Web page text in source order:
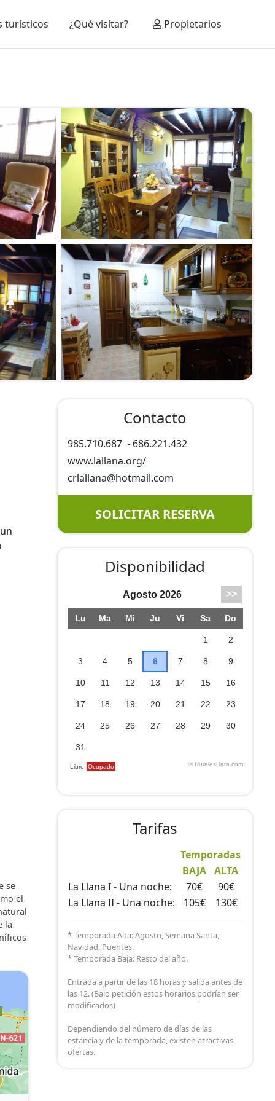
turísticos ¿Qué visitar? Propietarios
Contacto
985.710.687 - 686.221.432
www.lallana.org/
crlallana@hotmail.com
SOLICITAR RESERVA
Disponibilidad
se
el
la
Tarifas
Temporadas
BAJA ALTA
La Llana I - Una noche:
70€
90€
La Llana II - Una noche:
105€ 130€
* Temporada Alta: Agosto, Semana Santa,
Navidad, Puentes.
* Temporada Baja: Resto del año.
Entrada a partir de las 18 horas y salida antes de
las 12. (Bajo petición estos horarios podrían ser
modificados)
Dependiendo del número de días de las
estancia y de la temporada, existen atractivas
ofertas.